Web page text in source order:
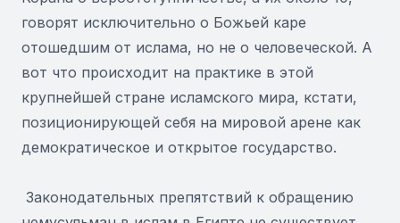
говорят исключительно о Божьей каре
отошедшим от ислама, но не о человеческой. А
вот что происходит на практике в этой
крупнейшей стране исламского мира, кстати,
позиционирующей себя на мировой арене как
демократическое и открытое государство.
Законодательных препятствий к обращению